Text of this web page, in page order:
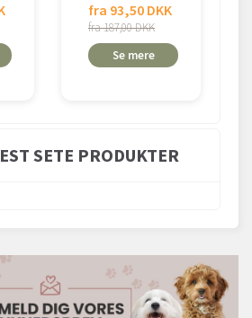
fra 93,50 DKK
fra 187,00 DKK
Se mere
SETE PRODUKTER